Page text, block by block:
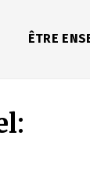
ÊTRE